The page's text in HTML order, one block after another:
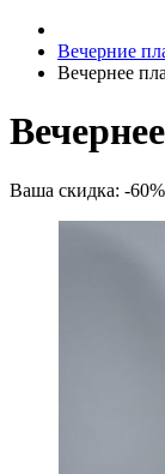
Вечерние
Вечернее
Ваша скидка: -60%